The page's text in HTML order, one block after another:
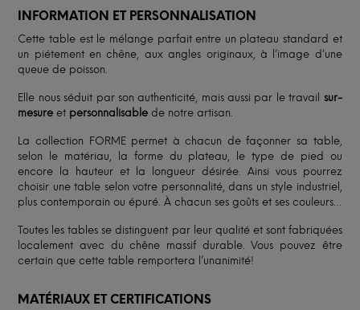
INFORMATION ET PERSONNALISATION
Cette table est le mélange parfait entre un plateau standard et
un piétement en chêne, aux angles originaux, à l’image d’une
queue de poisson.
Elle nous séduit par son authenticité, mais aussi par le travail sur-
mesure et personnalisable de notre artisan.
La collection FORME permet à chacun de façonner sa table,
selon le matériau, la forme du plateau, le type de pied ou
encore la hauteur et la longueur désirée. Ainsi vous pourrez
choisir une table selon votre personnalité, dans un style industriel,
plus contemporain ou épuré. À chacun ses goûts et ses couleurs…
Toutes les tables se distinguent par leur qualité et sont fabriquées
localement avec du chêne massif durable. Vous pouvez être
certain que cette table remportera l’unanimité!
MATÉRIAUX ET CERTIFICATIONS